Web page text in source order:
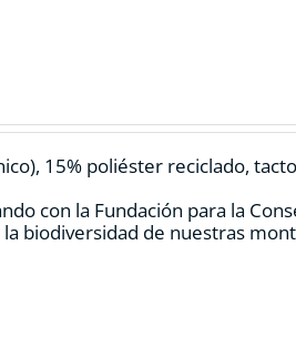
15% poliéster reciclado,
con la Fundación para la
biodiversidad de nuestras